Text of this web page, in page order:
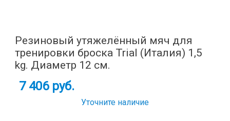
Резиновый утяжелённый мяч для
тренировки броска Trial (Италия) 1,5
kg. Диаметр 12 см.
7 406 руб.
Уточните наличие